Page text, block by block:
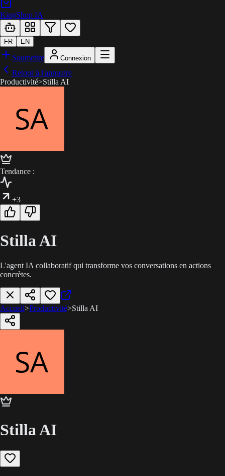
KingShop IA
FR EN
Soumettre Connexion
Retour à l'annuaire
Productivité>Stilla AI
Tendance :
+3
Stilla AI
L'agent IA collaboratif qui transforme vos conversations en actions
concrètes.
Accueil>Productivité>Stilla AI
Stilla AI